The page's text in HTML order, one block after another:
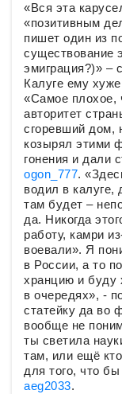
«Вся эта
«позитивным
пишет один из
существование
эмиграция?)» –
Калуге ему
«Самое плохое,
авторитет
сгоревший дом,
козырял этими
гонения и дали
ogon_777.
водил в
там будет –
да. Никогда
работу, камри
воевали». Я
в России, а то
хранцию и буду
в очередях», -
статейку да во
вообще не
ты светила
там, или ещё
для того, что
aeg2033.